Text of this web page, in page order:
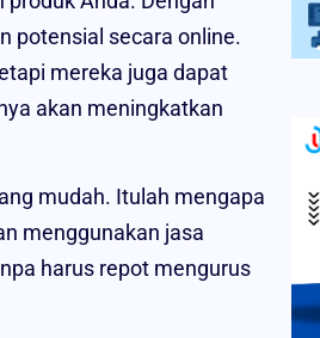
potensial secara online.
mereka juga dapat
akan meningkatkan
mudah. Itulah mengapa
menggunakan jasa
harus repot mengurus